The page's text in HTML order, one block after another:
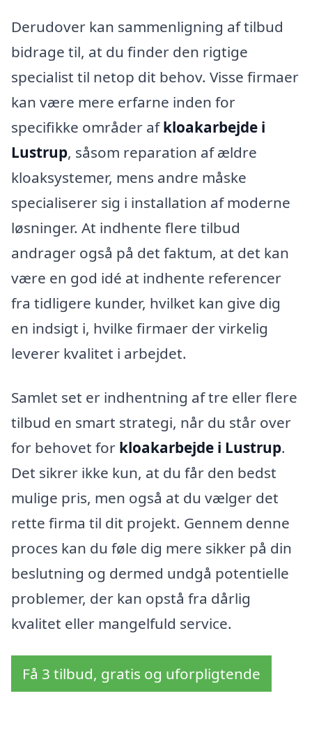
Derudover kan sammenligning af tilbud
bidrage til, at du finder den rigtige
specialist til netop dit behov. Visse firmaer
kan være mere erfarne inden for
specifikke områder afkloakarbejde i
Lustrup, såsom reparation af ældre
kloaksystemer, mens andre måske
specialiserer sig i installation af moderne
løsninger. At indhente flere tilbud
andrager også på det faktum, at det kan
være en god idé at indhente referencer
fra tidligere kunder, hvilket kan give dig
en indsigt i, hvilke firmaer der virkelig
leverer kvalitet i arbejdet.
Samlet set er indhentning af tre eller flere
tilbud en smart strategi, når du står over
for behovet for kloakarbejde i Lustrup.
Det sikrer ikke kun, at du får den bedst
mulige pris, men også at du vælger det
rette firma til dit projekt. Gennem denne
proces kan du føle dig mere sikker på din
beslutning og dermed undgå potentielle
problemer, der kan opstå fra dårlig
kvalitet eller mangelfuld service.
Få 3 tilbud, gratis og uforpligtende